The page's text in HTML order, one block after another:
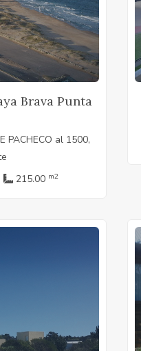
Brava Punta
PACHECO al 1500,
215.00 m2